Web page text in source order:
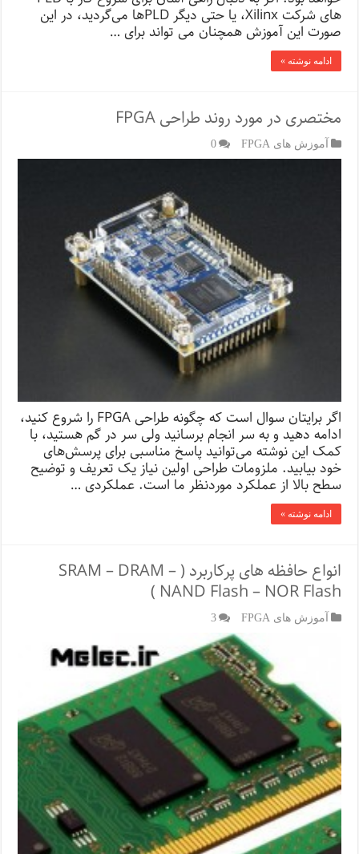
های شرکت Xilinx، یا حتی دیگر PLDها می‌گردید، در این
صورت این آموزش همچنان می تواند برای …
ادامه نوشته »
مختصری در مورد روند طراحی FPGA
آموزش های FPGA 0
اگر برایتان سوال است که چگونه طراحی FPGA را شروع کنید،
ادامه دهید و به سر انجام برسانید ولی سر در گم هستید، با
کمک این نوشته می‌توانید پاسخ مناسبی برای پرسش‌های
خود بیابید. ملزومات طراحی اولین نیاز یک تعریف و توضیح
سطح بالا از عملکرد موردنظر ما است. عملکردی …
ادامه نوشته »
انواع حافظه های پرکاربرد ( SRAM – DRAM –
NAND Flash – NOR Flash )
آموزش های FPGA 3